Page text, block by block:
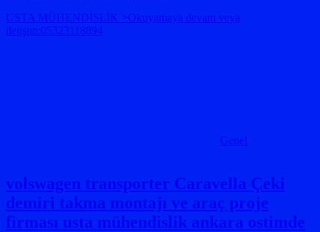
USTA MÜHENDİSLİK >Okuyamaya devam veya
iletişim:05323118894
Genel
volswagen transporter Caravella Çeki
demiri takma montajı ve araç proje
firması usta mühendislik ankara ostimde